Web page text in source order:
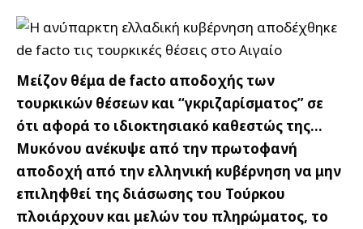
Mείζον θέμα de facto αποδοχής των
τουρκικών θέσεων και “γκριζαρίσματος” σε
ότι αφορά το ιδιοκτησιακό καθεστώς της…
Μυκόνου ανέκυψε από την πρωτοφανή
αποδοχή από την ελληνική κυβέρνηση να μην
επιληφθεί της διάσωσης του Τούρκου
πλοιάρχουν και μελών του πληρώματος, το